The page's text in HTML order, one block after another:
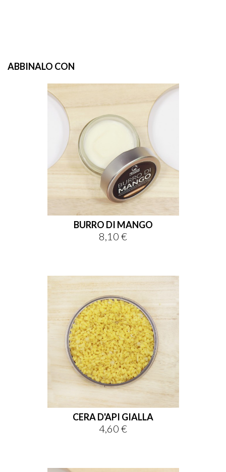
ABBINALO CON
BURRO DI MANGO
Prezzo
8,10 €
CERA D'API GIALLA
Prezzo
4,60 €